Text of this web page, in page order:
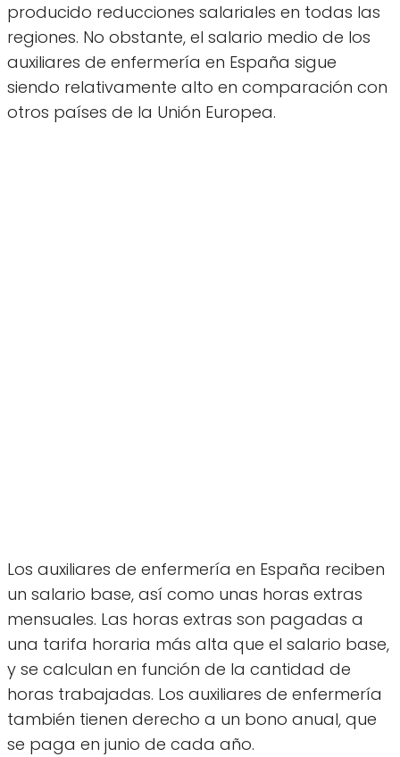
producido reducciones salariales en todas las
regiones. No obstante, el salario medio de los
auxiliares de enfermería en España sigue
siendo relativamente alto en comparación con
otros países de la Unión Europea.
Los auxiliares de enfermería en España reciben
un salario base, así como unas horas extras
mensuales. Las horas extras son pagadas a
una tarifa horaria más alta que el salario base,
y se calculan en función de la cantidad de
horas trabajadas. Los auxiliares de enfermería
también tienen derecho a un bono anual, que
se paga en junio de cada año.